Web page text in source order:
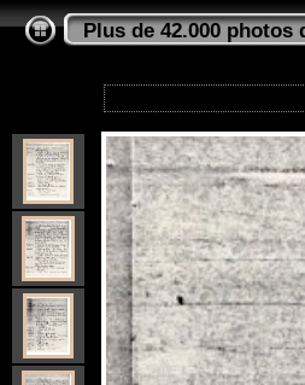
Plus de 42.000 photos